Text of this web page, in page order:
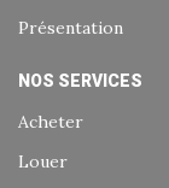
Présentation
NOS SERVICES
Acheter
Louer